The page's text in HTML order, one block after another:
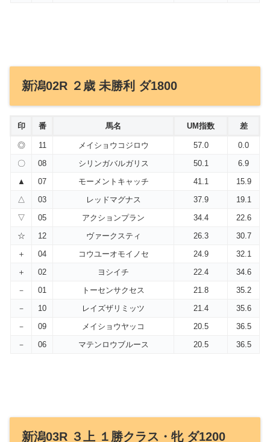
新潟02R ２歳 未勝利 ダ1800
印 番 馬名 UM指数 差
◎ 11 メイショウコジロウ 57.0
0.0
〇
08 シリンガバルガリス 50.1
6.9
▲
07 モーメントキャッチ 41.1
15.9
△
03 レッドマグナス 37.9
19.1
▽
05 アクションプラン 34.4
22.6
☆
12 ヴァークスティ 26.3
30.7
＋
04 コウユーオモイノセ 24.9
32.1
＋
02 ヨシイチ 22.4
34.6
－
01 トーセンサクセス 21.8
35.2
－
10 レイズザリミッツ 21.4
35.6
－
09 メイショウヤッコ 20.5
36.5
－
06 マテンロウブルース 20.5 36.5
新潟03R ３上 １勝クラス・牝 ダ1200